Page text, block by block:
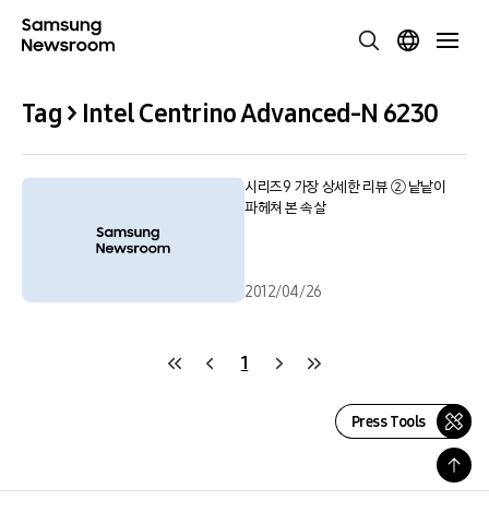
Tag > Intel Centrino Advanced-N 6230
시리즈9 가장 상세한 리뷰 ② 낱낱이
파헤쳐 본 속살
2012/04/26
1
Press Tools